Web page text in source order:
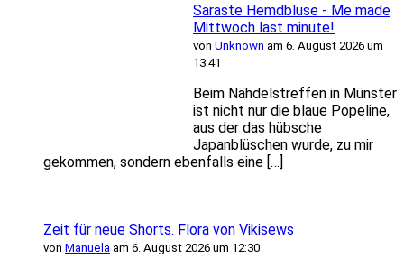
Saraste Hemdbluse - Me made
Mittwoch last minute!
von Unknown am 6. August 2026 um
13:41
Beim Nähdelstreffen in Münster
ist nicht nur die blaue Popeline,
aus der das hübsche
Japanblüschen wurde, zu mir
gekommen, sondern ebenfalls eine […]
Zeit für neue Shorts. Flora von Vikisews
von Manuela am 6. August 2026 um 12:30